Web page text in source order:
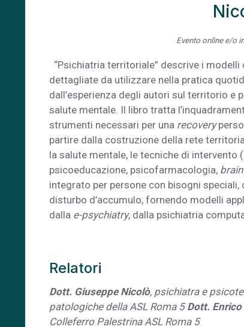
Evento online e/o
“Psichiatria territoriale” descrive i
dettagliate da utilizzare nella pratica
dall’esperienza degli autori sul territorio
salute mentale. Il libro tratta
strumenti necessari per una recovery
partire dalla costruzione della rete
la salute mentale, le tecniche di intervento (
psicoeducazione, psicofarmacologia,
integrato per persone con bisogni
disturbo d’accumulo, fornendo modelli
dalla e-psychiatry, dalla psichiatria
Relatori
Dott. Giuseppe Nicolò, psichiatra e
patologiche della ASL Roma 5 Dott.
Colleferro Palestrina ASL Roma 5